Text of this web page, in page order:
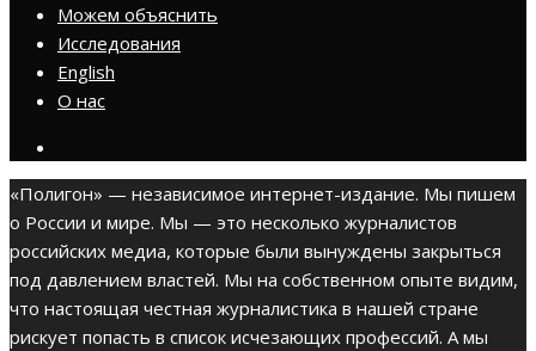
Можем объяснить
Исследования
English
О нас
«Полигон» — независимое интернет-издание. Мы пишем
о России и мире. Мы — это несколько журналистов
российских медиа, которые были вынуждены закрыться
под давлением властей. Мы на собственном опыте видим,
что настоящая честная журналистика в нашей стране
рискует попасть в список исчезающих профессий. А мы